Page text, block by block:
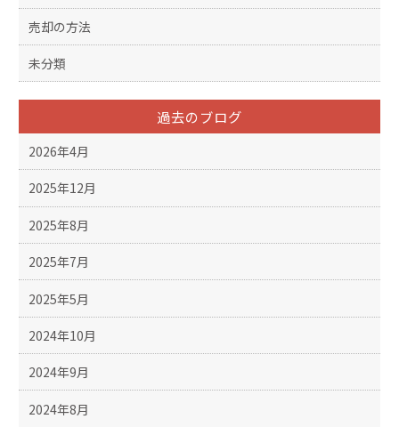
売却の方法
未分類
過去のブログ
2026年4月
2025年12月
2025年8月
2025年7月
2025年5月
2024年10月
2024年9月
2024年8月